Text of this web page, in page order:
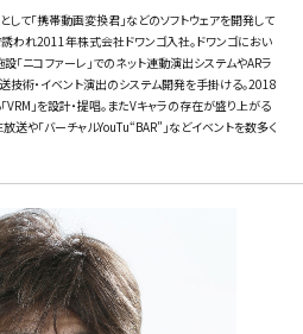
て「携帯動画変換君」などのソフトウェアを開発して
われ2011年株式会社ドワンゴ入社。ドワンゴにおい
ニコファーレ」でのネット連動演出システムやARラ
技術・イベント演出のシステム開発を手掛ける。2018
VRM」を設計・提唱。またVキャラの存在が盛り上がる
送や「バーチャルYouTu“BAR”」などイベントを数多く